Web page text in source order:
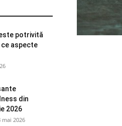
potrivită
aspecte
din
2026
mai 2026